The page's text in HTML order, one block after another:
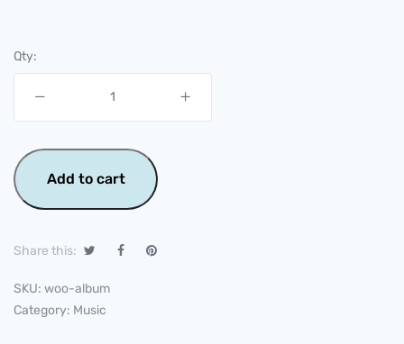
Qty:
Add to cart
Share this:
SKU: woo-album
Category: Music